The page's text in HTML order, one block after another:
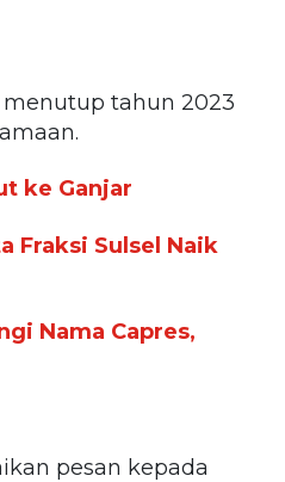
tahun 2023
ke Ganjar
Fraksi Sulsel Naik
Nama Capres,
pesan kepada